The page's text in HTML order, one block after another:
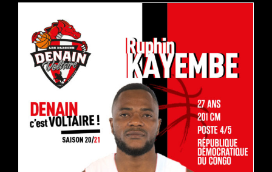
Ruphin Kayembe est officiellement un dragon !
actualités pro b